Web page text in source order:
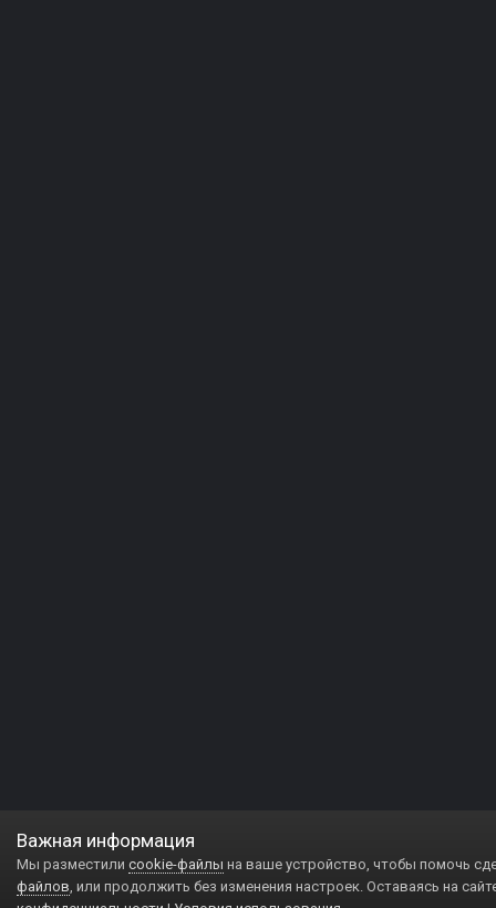
Важная информация
Мы разместили cookie-файлы на ваше устройство, чтобы помочь
файлов, или продолжить без изменения настроек. Оставаясь на